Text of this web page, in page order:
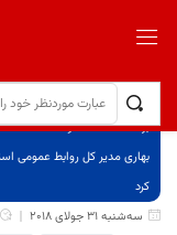
برگ نخست
نوشته‌ها
بهاری مدیر کل روابط عمومی
کرد
سه‌شنبه 31 جولای 2018